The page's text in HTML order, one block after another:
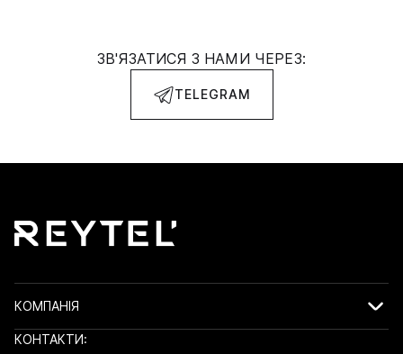
ЗВ'ЯЗАТИСЯ З НАМИ ЧЕРЕЗ:
TELEGRAM
КОМПАНІЯ
КОНТАКТИ: